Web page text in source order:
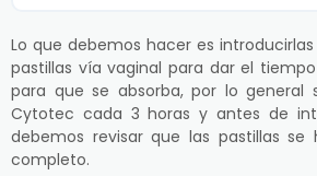
Lo que debemos hacer es
pastillas vía vaginal para dar el
para que se absorba, por lo general
Cytotec cada 3 horas y antes de
debemos revisar que las pastillas se
completo.